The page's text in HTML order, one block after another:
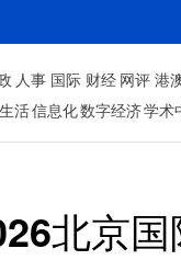
人事 国际 财经 网评 港
活信息化数字经济学术
北京